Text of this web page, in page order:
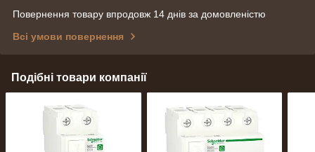
Повернення товару впродовж 14 днів за домовленістю
Всі умови повернення
Подібні товари компанії